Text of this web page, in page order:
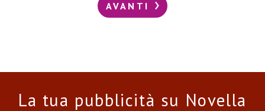
AVANTI
La tua pubblicità su Novella